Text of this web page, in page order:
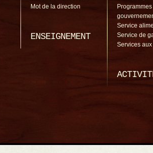
Mot de la direction
ENSEIGNEMENT
Programmes
Service
Service de
Services